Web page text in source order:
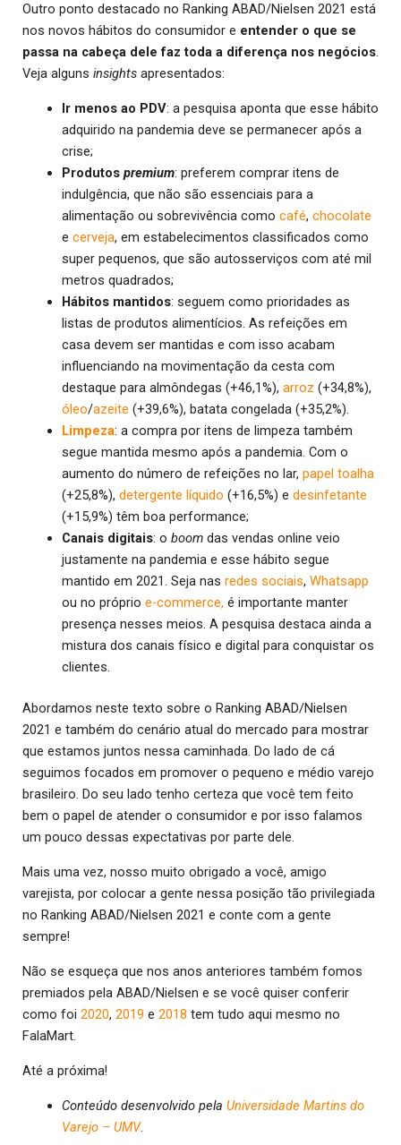
Outro ponto destacado no Ranking ABAD/Nielsen 2021 está
nos novos hábitos do consumidor e entender o que se
passa na cabeça dele faz toda a diferença nos negócios.
Veja alguns insights apresentados:
Ir menos ao PDV: a pesquisa aponta que esse hábito
adquirido na pandemia deve se permanecer após a
crise;
Produtos premium: preferem comprar itens de
indulgência, que não são essenciais para a
alimentação ou sobrevivência como café, chocolate
e cerveja, em estabelecimentos classificados como
super pequenos, que são autosserviços com até mil
metros quadrados;
Hábitos mantidos: seguem como prioridades as
listas de produtos alimentícios. As refeições em
casa devem ser mantidas e com isso acabam
influenciando na movimentação da cesta com
destaque para almôndegas (+46,1%), arroz (+34,8%),
óleo/azeite (+39,6%), batata congelada (+35,2%).
Limpeza: a compra por itens de limpeza também
segue mantida mesmo após a pandemia. Com o
aumento do número de refeições no lar, papel toalha
(+25,8%), detergente líquido (+16,5%) e desinfetante
(+15,9%) têm boa performance;
Canais digitais: o boomdas vendas online veio
justamente na pandemia e esse hábito segue
mantido em 2021. Seja nas redes sociais, Whatsapp
ou no próprio e-commerce, é importante manter
presença nesses meios. A pesquisa destaca ainda a
mistura dos canais físico e digital para conquistar os
clientes.
Abordamos neste texto sobre o Ranking ABAD/Nielsen
2021 e também do cenário atual do mercado para mostrar
que estamos juntos nessa caminhada. Do lado de cá
seguimos focados em promover o pequeno e médio varejo
brasileiro. Do seu lado tenho certeza que você tem feito
bem o papel de atender o consumidor e por isso falamos
um pouco dessas expectativas por parte dele.
Mais uma vez, nosso muito obrigado a você, amigo
varejista, por colocar a gente nessa posição tão privilegiada
no Ranking ABAD/Nielsen 2021 e conte com a gente
sempre!
Não se esqueça que nos anos anteriores também fomos
premiados pela ABAD/Nielsen e se você quiser conferir
como foi 2020, 2019 e 2018 tem tudo aqui mesmo no
FalaMart.
Até a próxima!
Conteúdo desenvolvido pela Universidade Martins do
Varejo – UMV.